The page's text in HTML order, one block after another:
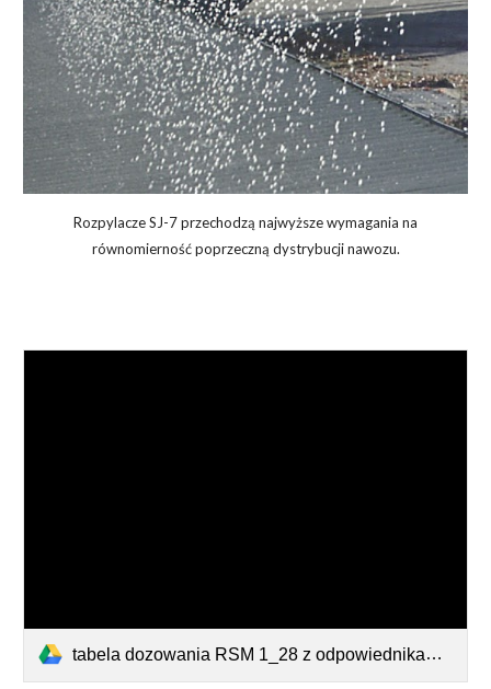
Rozpylacze SJ-7 przechodzą najwyższe wymagania na
równomierność poprzeczną dystrybucji nawozu.
tabela dozowania RSM 1_28 z odpowiednikami kryz.pdf